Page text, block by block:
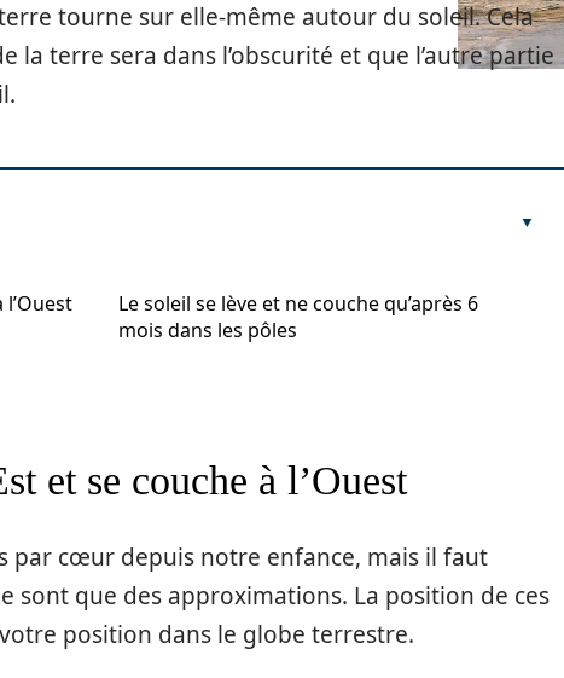
tourne sur elle-même autour du soleil. Cela
la terre sera dans l’obscurité et que l’autre partie
l’Ouest
Le soleil se lève et ne couche qu’après 6
mois dans les pôles
et se couche à l’Ouest
par cœur depuis notre enfance, mais il faut
sont que des approximations. La position de ces
position dans le globe terrestre.